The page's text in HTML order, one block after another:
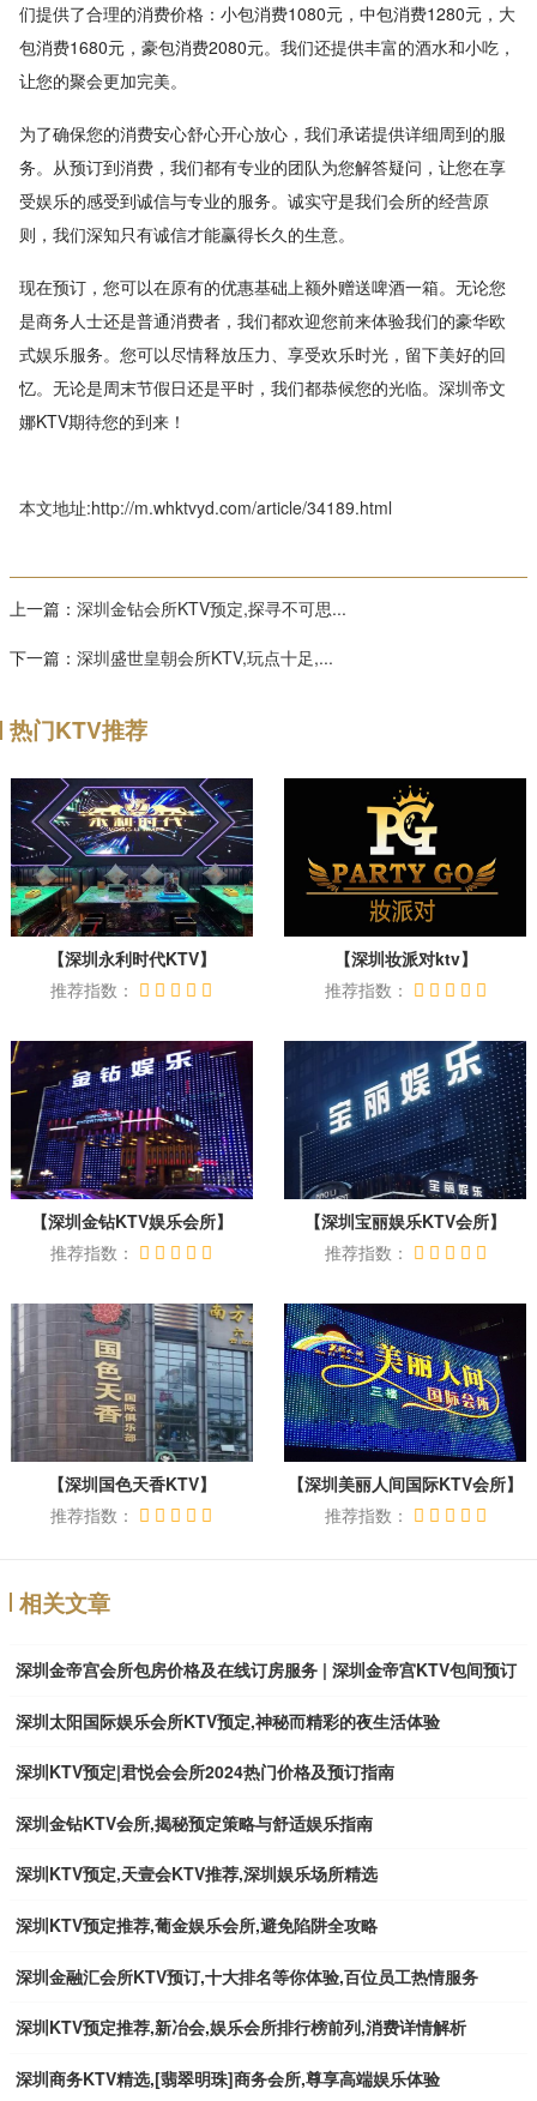
们提供了合理的消费价格：小包消费1080元，中包消费1280元，大
包消费1680元，豪包消费2080元。我们还提供丰富的酒水和小吃，
让您的聚会更加完美。
为了确保您的消费安心舒心开心放心，我们承诺提供详细周到的服
务。从预订到消费，我们都有专业的团队为您解答疑问，让您在享
受娱乐的感受到诚信与专业的服务。诚实守是我们会所的经营原
则，我们深知只有诚信才能赢得长久的生意。
现在预订，您可以在原有的优惠基础上额外赠送啤酒一箱。无论您
是商务人士还是普通消费者，我们都欢迎您前来体验我们的豪华欧
式娱乐服务。您可以尽情释放压力、享受欢乐时光，留下美好的回
忆。无论是周末节假日还是平时，我们都恭候您的光临。深圳帝文
娜KTV期待您的到来！
本文地址:http://m.whktvyd.com/article/34189.html
上一篇： 深圳金钻会所KTV预定,探寻不可思...
下一篇： 深圳盛世皇朝会所KTV,玩点十足,...
热门KTV推荐
【深圳永利时代KTV】
推荐指数：
【深圳妆派对ktv】
推荐指数：
【深圳金钻KTV娱乐会所】
推荐指数：
【深圳宝丽娱乐KTV会所】
推荐指数：
【深圳国色天香KTV】
推荐指数：
【深圳美丽人间国际KTV会所】
推荐指数：
相关文章
深圳金帝宫会所包房价格及在线订房服务 | 深圳金帝宫KTV包间预订
深圳太阳国际娱乐会所KTV预定,神秘而精彩的夜生活体验
深圳KTV预定|君悦会会所2024热门价格及预订指南
深圳金钻KTV会所,揭秘预定策略与舒适娱乐指南
深圳KTV预定,天壹会KTV推荐,深圳娱乐场所精选
深圳KTV预定推荐,葡金娱乐会所,避免陷阱全攻略
深圳金融汇会所KTV预订,十大排名等你体验,百位员工热情服务
深圳KTV预定推荐,新冶会,娱乐会所排行榜前列,消费详情解析
深圳商务KTV精选,[翡翠明珠]商务会所,尊享高端娱乐体验